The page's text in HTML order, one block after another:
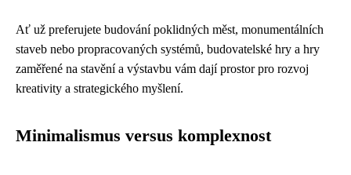
Ať už preferujete budování poklidných měst, monumentálních
staveb nebo propracovaných systémů, budovatelské hry a hry
zaměřené na stavění a výstavbu vám dají prostor pro rozvoj
kreativity a strategického myšlení.
Minimalismus versus komplexnost